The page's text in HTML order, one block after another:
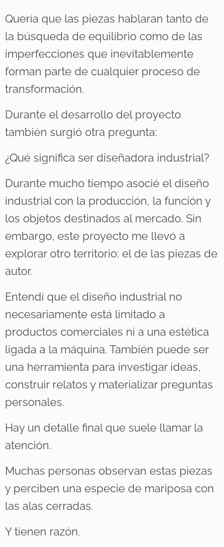
Quería que las piezas hablaran tanto de
la búsqueda de equilibrio como de las
imperfecciones que inevitablemente
forman parte de cualquier proceso de
transformación.
Durante el desarrollo del proyecto
también surgió otra pregunta:
¿Qué significa ser diseñadora industrial?
Durante mucho tiempo asocié el diseño
industrial con la producción, la función y
los objetos destinados al mercado. Sin
embargo, este proyecto me llevó a
explorar otro territorio: el de las piezas de
autor.
Entendí que el diseño industrial no
necesariamente está limitado a
productos comerciales ni a una estética
ligada a la máquina. También puede ser
una herramienta para investigar ideas,
construir relatos y materializar preguntas
personales.
Hay un detalle final que suele llamar la
atención.
Muchas personas observan estas piezas
y perciben una especie de mariposa con
las alas cerradas.
Y tienen razón.